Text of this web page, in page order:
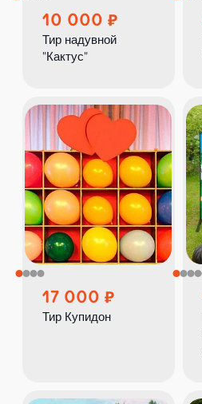
10 000
Тир надувной
"Кактус"
17 000
Тир Купидон